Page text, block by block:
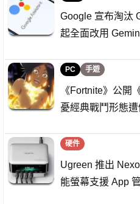
Google 宣布淘汰
起全面改用
PC 手遊
《Fortnite》公
憂經典戰鬥形態
硬件
Ugreen 推出
能螢幕支援 App